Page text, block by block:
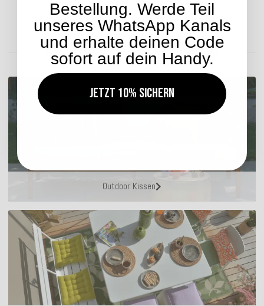
Lieferzeit: ca. 2-4 Werktage
ENTDECKEN SIE UNSER SORTIMENT
Outdoor Kissen
Bestellung. Werde Teil
unseres WhatsApp Kanals
und erhalte deinen Code
sofort auf dein Handy.
Jetzt 10% sichern